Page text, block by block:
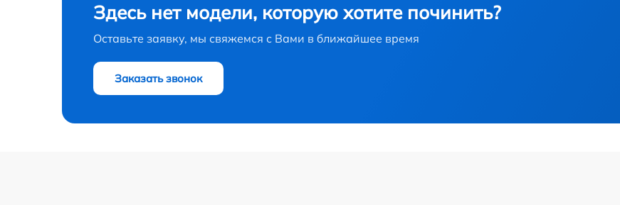
Здесь нет модели, которую хотите починить?
Оставьте заявку, мы свяжемся с Вами в ближайшее время
Заказать звонок